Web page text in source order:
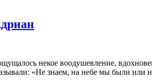
некое воодушевление,
«Не знаем, на небе мы были или